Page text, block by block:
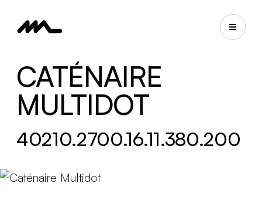
CATÉNAIRE
MULTIDOT
40210.2700.16.11.380.200